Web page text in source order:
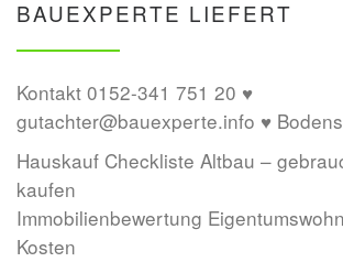
BAUEXPERTE LIEFERT
Kontakt 0152-341 751 20 ♥
gutachter@bauexperte.info ♥
Hauskauf Checkliste Altbau –
kaufen
Immobilienbewertung
Kosten